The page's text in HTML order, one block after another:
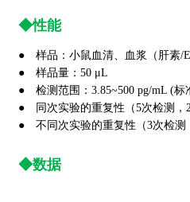
◆性能
● 样品：小鼠血清、血浆（肝素/
● 样品量：50 μL
● 检测范围：3.85~500 pg/mL (标
● 同次实验的重复性（5次检测
● 不同次实验的重复性（3次检测
◆数据